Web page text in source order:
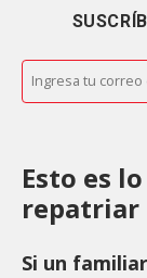
Esto es
repatriar
Si un